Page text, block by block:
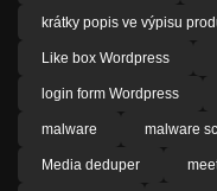
krátky popis ve výpisu
Like box Wordpress
login form Wordpress
malware malware
Media deduper